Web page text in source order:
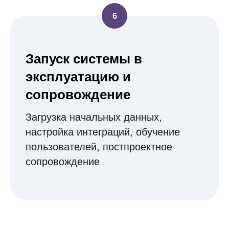
Запуск системы в
эксплуатацию и
сопровождение
Загрузка начальных данных,
настройка интеграций, обучение
пользователей, постпроектное
сопровождение